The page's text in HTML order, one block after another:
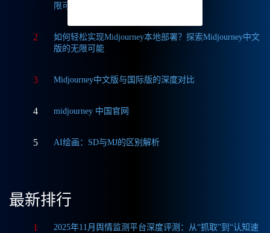
限可能
2
如何轻松实现Midjourney本地部署？探索Midjourney中文
版的无限可能
3 Midjourney中文版与国际版的深度对比
4 midjourney 中国官网
5 AI绘画：SD与MJ的区别解析
最新排行
1
2025年11月舆情监测平台深度评测：从“抓取”到“认知速